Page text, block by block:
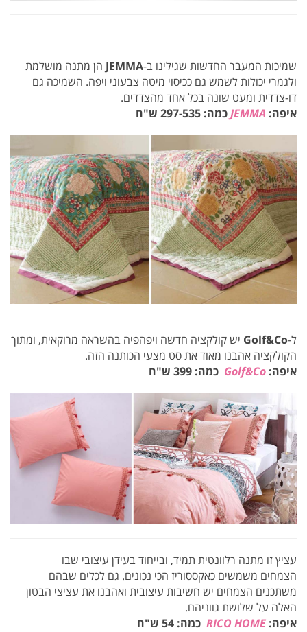
שמיכות המעבר החדשות שגילינו ב-JEMMA הן מתנה מושלמת
ולגמרי יכולות לשמש גם ככיסוי מיטה צבעוני ויפה. השמיכה גם
דו-צדדית ומעט שונה בכל אחד מהצדדים.
איפה: JEMMAכמה: 297-535 ש"ח
ל-Golf&Co יש קולקציה חדשה ויפהפיה בהשראה מרוקאית, ומתוך
הקולקציה אהבנו מאוד את סט מצעי הכותנה הזה.
איפה:
כמה: 399 ש"ח
עציץ זו מתנה רלוונטית תמיד, ובייחוד בעידן עיצובי שבו
הצמחים משמשים כאקססוריז הכי נכונים. גם לכלים שבהם
משתכנים הצמחים יש חשיבות עיצובית ואהבנו את עציצי הבטון
האלה על שלושת גווניהם.
איפה: RICO HOME כמה: 54 ש"ח